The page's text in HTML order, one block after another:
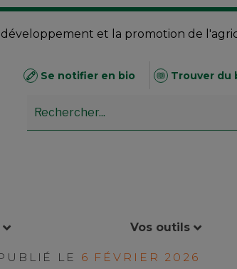
et la promotion de
Se notifier en bio Trouver du
Vos outils
LE 6 FÉVRIER 2026